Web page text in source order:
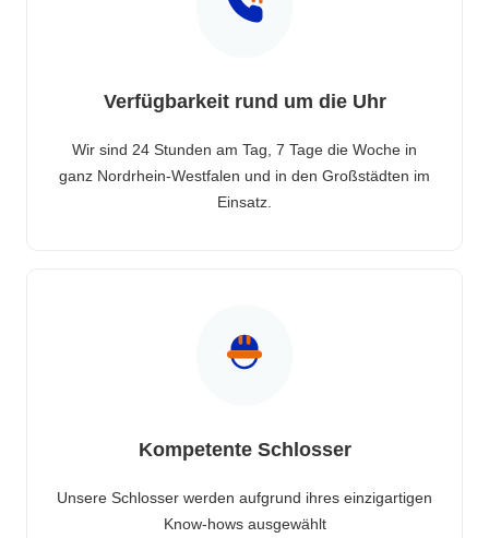
Verfügbarkeit rund um die Uhr
Wir sind 24 Stunden am Tag, 7 Tage die Woche in
ganz Nordrhein-Westfalen und in den Großstädten im
Einsatz.
Kompetente Schlosser
Unsere Schlosser werden aufgrund ihres einzigartigen
Know-hows ausgewählt